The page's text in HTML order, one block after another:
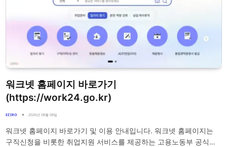
워크넷 홈페이지 바로가기
(https://work24.go.kr)
EZIRO 2026년 08월 08일
워크넷 홈페이지 바로가기 및 이용 안내입니다. 워크넷 홈페이지는
구직신청을 비롯한 취업지원 서비스를 제공하는 고용노동부 공식…